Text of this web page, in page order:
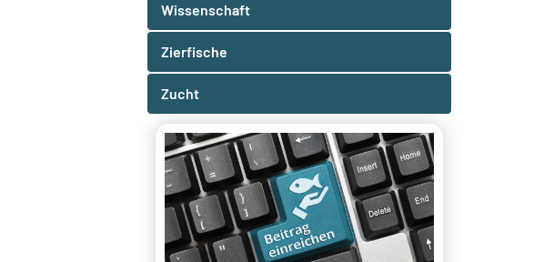
Wissenschaft
Zierfische
Zucht